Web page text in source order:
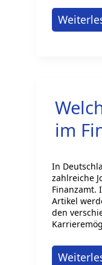
„Law
Clinics“:
der
im
In
zahlreiche
Finanzamt.
Artikel
den
Welche